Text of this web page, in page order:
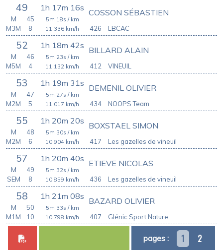
49 1h 17m 16s
426
COSSON SÉBASTIEN
5m 18s / km
11.336 km/h
M
45
M3M
8 LBCAC
52 1h 18m 42s
412
BILLARD ALAIN
5m 23s / km
11.132 km/h
M
46
M5M
4 VINEUIL
53 1h 19m 31s
434
DEMENIL OLIVIER
5m 27s / km
11.017 km/h
M
47
M2M
5 NOOPS Team
55 1h 20m 20s
417
BOXSTAEL SIMON
5m 30s / km
10.904 km/h
M
48
M2M
6 Les gazelles de vineuil
57 1h 20m 40s
436
ETIEVE NICOLAS
5m 32s / km
10.859 km/h
M
49
SEM
8 Les gazelles de vineuil
58 1h 21m 08s
407
BAZARD OLIVIER
5m 33s / km
10.798 km/h
M
50
M1M
10 Glénic Sport Nature
pages : 1 2